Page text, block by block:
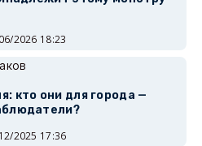
2026 18:23
кто они для города —
2025 17:36